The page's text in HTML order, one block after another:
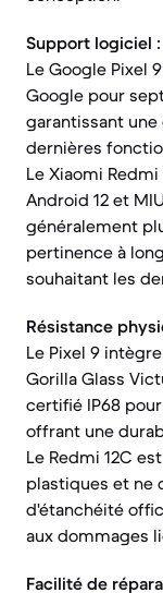
Support logiciel :
Le Google Pixel
Google pour
garantissant
dernières
Le Xiaomi
Android 12 et
généralement
pertinence à
souhaitant les
Résistance
Le Pixel 9
Gorilla Glass
certifié IP68
offrant une
Le Redmi 12C
plastiques et ne
d'étanchéité
aux dommages
Facilité de